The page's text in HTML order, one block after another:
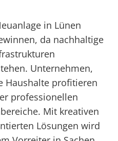
in Lünen
da nachhaltige
Unternehmen,
Haushalte profitieren
professionellen
Mit kreativen
Lösungen wird